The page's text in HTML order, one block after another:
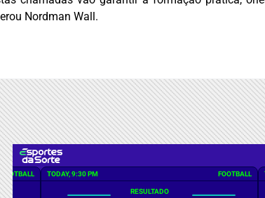
Nordman Wall.